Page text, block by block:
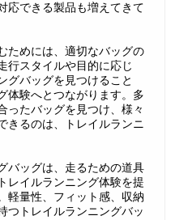
応できる製品も増えてきて
ためには、適切なバッグの
行スタイルや目的に応じ
グバッグを見つけること
体験へとつながります。多
ったバッグを見つけ、様々
きるのは、トレイルランニ
バッグは、走るための道具
レイルランニング体験を提
軽量性、フィット感、収納
つトレイルランニングバッ